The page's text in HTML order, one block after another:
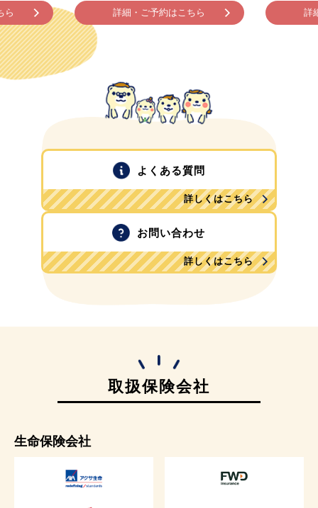
ら 詳細・ご予約はこちら 詳
よくある質問
詳しくはこちら
お問い合わせ
詳しくはこちら
取扱保険会社
生命保険会社